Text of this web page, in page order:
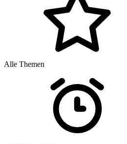
Alle Themen